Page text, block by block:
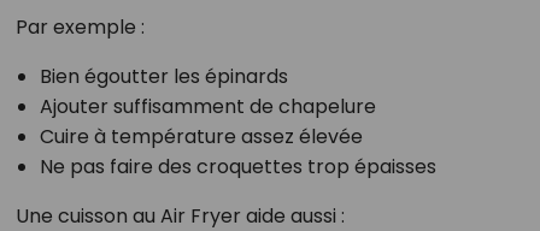
Par exemple :
Bien égoutter les épinards
Ajouter suffisamment de chapelure
Cuire à température assez élevée
Ne pas faire des croquettes trop épaisses
Une cuisson au Air Fryer aide aussi :